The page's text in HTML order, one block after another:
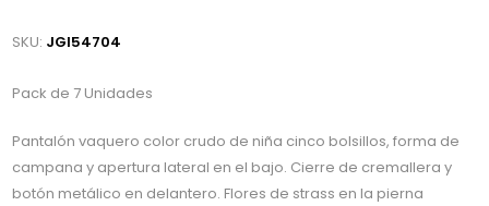
SKU: JGI54704
Pack de 7 Unidades
Pantalón vaquero color crudo de niña cinco bolsillos, forma de
campana y apertura lateral en el bajo. Cierre de cremallera y
botón metálico en delantero. Flores de strass en la pierna